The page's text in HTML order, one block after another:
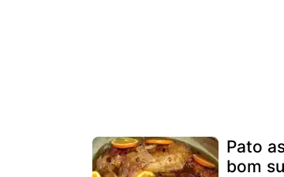
Pato
bom